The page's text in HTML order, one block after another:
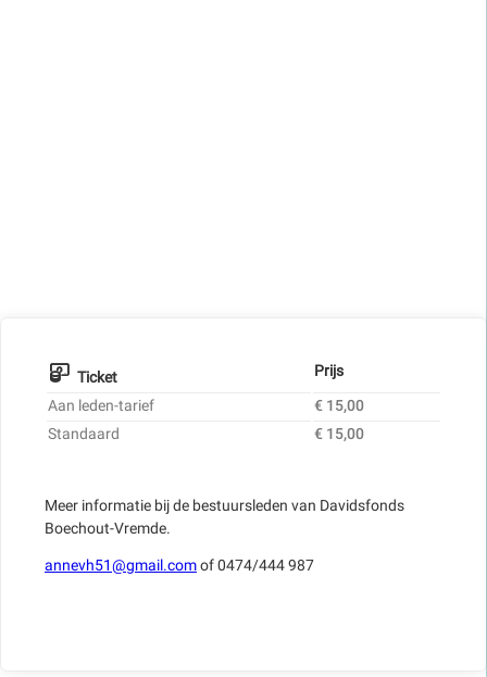
Ticket
Prijs
Aan leden-tarief
€ 15,00
Standaard
€ 15,00
Meer informatie bij de bestuursleden van Davidsfonds
Boechout-Vremde.
annevh51@gmail.comof 0474/444 987